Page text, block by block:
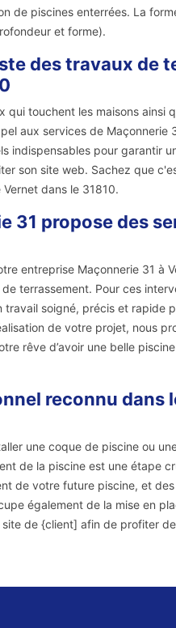
de piscines enterrées. La
et forme).
des travaux de
touchent les maisons ainsi
aux services de Maçonnerie
indispensables pour garantir
son site web. Sachez que
dans le 31810.
31 propose des
entreprise Maçonnerie 31 à
terrassement. Pour ces
soigné, précis et rapide
de votre projet, nous
rêve d’avoir une belle
reconnu dans
une coque de piscine ou
de la piscine est une étape
de votre future piscine, et
également de la mise en
de {client] afin de profiter